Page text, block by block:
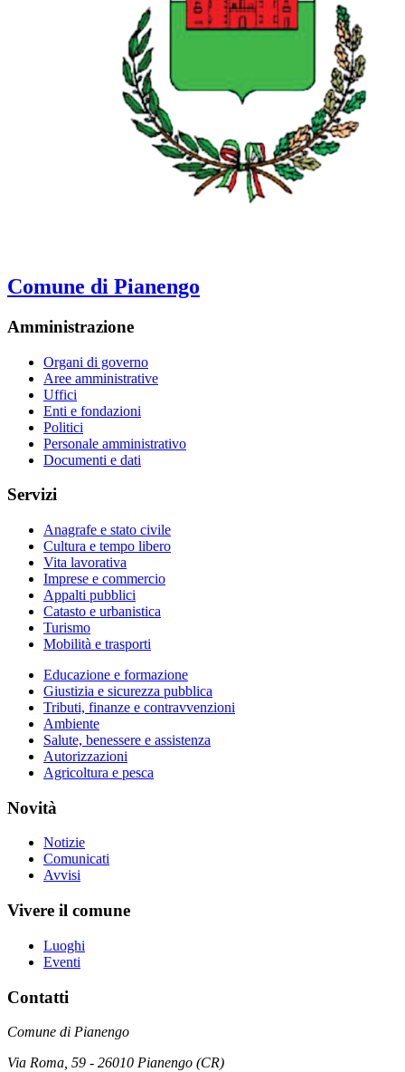
Comune di Pianengo
Amministrazione
Organi di governo
Aree amministrative
Uffici
Enti e fondazioni
Politici
Personale amministrativo
Documenti e dati
Servizi
Anagrafe e stato civile
Cultura e tempo libero
Vita lavorativa
Imprese e commercio
Appalti pubblici
Catasto e urbanistica
Turismo
Mobilità e trasporti
Educazione e formazione
Giustizia e sicurezza pubblica
Tributi, finanze e contravvenzioni
Ambiente
Salute, benessere e assistenza
Autorizzazioni
Agricoltura e pesca
Novità
Notizie
Comunicati
Avvisi
Vivere il comune
Luoghi
Eventi
Contatti
Comune di Pianengo
Via Roma, 59 - 26010 Pianengo (CR)